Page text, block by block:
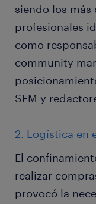
siendo los más
profesionales
como
community
SEM y
2. Logística en
El
realizar
provocó la